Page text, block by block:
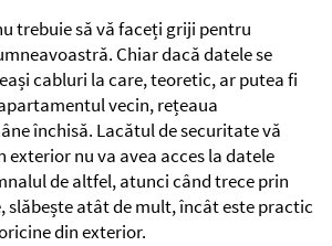
trebuie să vă faceți griji pentru
Chiar dacă datele se
cabluri la care, teoretic, ar putea fi
vecin, rețeaua
închisă. Lacătul de securitate vă
exterior nu va avea acces la datele
de altfel, atunci când trece prin
slăbește atât de mult, încât este practic
din exterior.